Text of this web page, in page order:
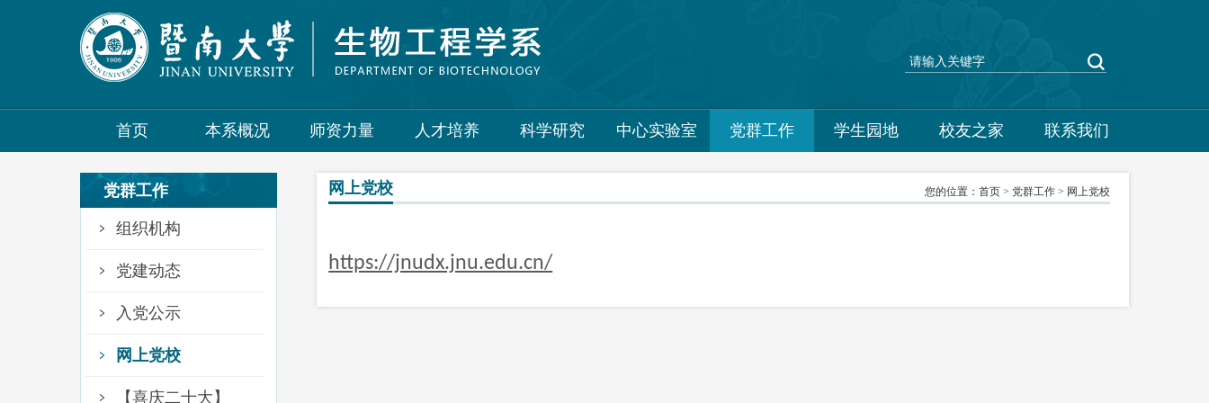
首页 本系概况 师资力量 人才培养 科学研究 中心实验室 党群工作 学生园地 校友之家 联系我们
党群工作
组织机构
党建动态
入党公示
网上党校
【喜庆二十大】
网上党校 您的位置： 首页> 党群工作> 网上党校
https://jnudx.jnu.edu.cn/